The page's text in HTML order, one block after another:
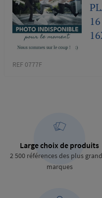
REF 0777F
Large choix de produits
2 500 références des plus
marques